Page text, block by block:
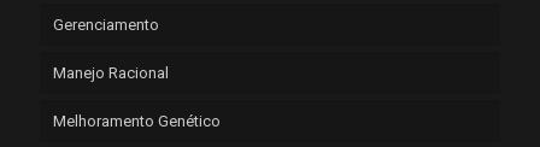
Gerenciamento
Manejo Racional
Melhoramento Genético